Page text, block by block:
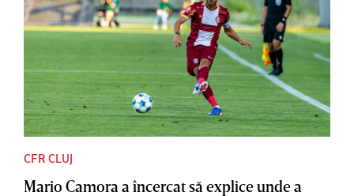
CFR CLUJ
Mario Camora a încercat să explice unde a